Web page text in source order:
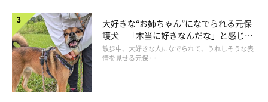
ニコニコ顔のてんくん。
@ma5ro9
おとなになった姿が見られる一方で、散歩前には思わずクスッと
大好きな“お姉ちゃん”になでられる元保
護犬 「本当に好きなんだな」と感じる
表情にほっこり
散歩中、大好きな人になでられて、うれしそうな表
情を見せる元保 …